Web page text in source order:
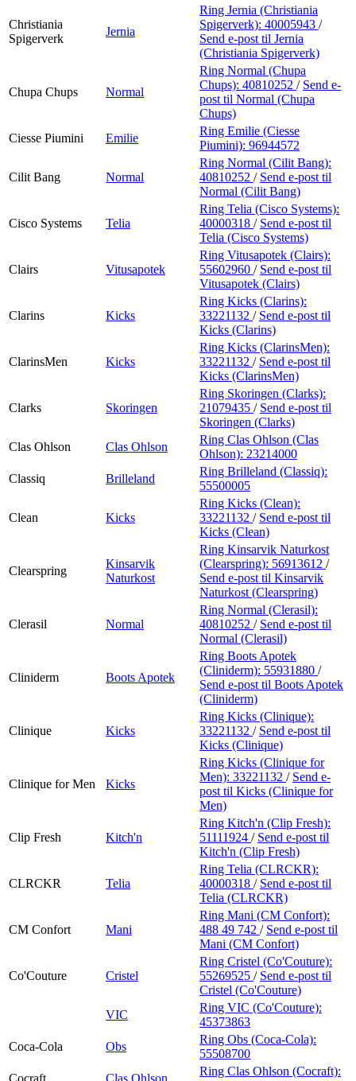
Christiania
Spigerverk
Jernia
Ring Jernia (Christiania
Spigerverk): 40005943 /
Send e-post til Jernia
(Christiania Spigerverk)
Chupa Chups Normal
Ring Normal (Chupa
Chups): 40810252 / Send e-
post til Normal (Chupa
Chups)
Ciesse Piumini
Emilie
Ring Emilie (Ciesse
Piumini): 96944572
Cilit Bang Normal
Ring Normal (Cilit Bang):
40810252 / Send e-post til
Normal (Cilit Bang)
Cisco Systems Telia
Ring Telia (Cisco Systems):
40000318 / Send e-post til
Telia (Cisco Systems)
Clairs Vitusapotek
Ring Vitusapotek (Clairs):
55602960 / Send e-post til
Vitusapotek (Clairs)
Clarins Kicks
Ring Kicks (Clarins):
33221132 / Send e-post til
Kicks (Clarins)
ClarinsMen Kicks
Ring Kicks (ClarinsMen):
33221132 / Send e-post til
Kicks (ClarinsMen)
Clarks Skoringen
Ring Skoringen (Clarks):
21079435 / Send e-post til
Skoringen (Clarks)
Clas Ohlson
Clas Ohlson
Ring Clas Ohlson (Clas
Ohlson): 23214000
Classiq
Brilleland
Ring Brilleland (Classiq):
55500005
Clean Kicks
Ring Kicks (Clean):
33221132 / Send e-post til
Kicks (Clean)
Clearspring
Kinsarvik
Naturkost
Ring Kinsarvik Naturkost
(Clearspring): 56913612 /
Send e-post til Kinsarvik
Naturkost (Clearspring)
Clerasil Normal
Ring Normal (Clerasil):
40810252 / Send e-post til
Normal (Clerasil)
Cliniderm Boots Apotek
Ring Boots Apotek
(Cliniderm): 55931880 /
Send e-post til Boots Apotek
(Cliniderm)
Clinique Kicks
Ring Kicks (Clinique):
33221132 / Send e-post til
Kicks (Clinique)
Clinique for Men Kicks
Ring Kicks (Clinique for
Men): 33221132 / Send e-
post til Kicks (Clinique for
Men)
Clip Fresh Kitch'n
Ring Kitch'n (Clip Fresh):
51111924 / Send e-post til
Kitch'n (Clip Fresh)
CLRCKR Telia
Ring Telia (CLRCKR):
40000318 / Send e-post til
Telia (CLRCKR)
CM Confort Mani
Ring Mani (CM Confort):
488 49 742 / Send e-post til
Mani (CM Confort)
Co'Couture Cristel
Ring Cristel (Co'Couture):
55269525 / Send e-post til
Cristel (Co'Couture)
VIC
Ring VIC (Co'Couture):
45373863
Coca-Cola
Obs
Ring Obs (Coca-Cola):
55508700
Cocraft
Clas Ohlson
Ring Clas Ohlson (Cocraft):